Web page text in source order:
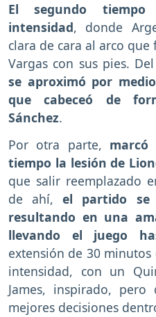
El segundo
intensidad, donde
clara de cara al arco
Vargas con sus pies.
se aproximó por
que cabeceó de
Sánchez.
Por otra parte, marcó
tiempo la lesión de
que salir reemplazado
de ahí,el partido se
resultando en una
llevando el juego
extensión de 30
intensidad, con un
James, inspirado,
mejores decisiones